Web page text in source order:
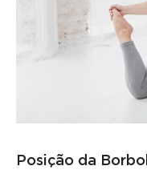
Posição da